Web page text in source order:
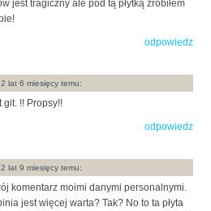
jest tragiczny ale pod tą płytką zrobiłem
odpowiedz
lat 6 miesięcy temu:
git. !! Propsy!!
odpowiedz
lat 9 miesięcy temu:
komentarz moimi danymi personalnymi.
jest więcej warta? Tak? No to ta płyta